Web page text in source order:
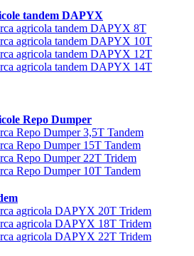
tandem DAPYX
agricola tandem DAPYX 8T
agricola tandem DAPYX 10T
agricola tandem DAPYX 12T
agricola tandem DAPYX 14T
Repo Dumper
Repo Dumper 3,5T Tandem
Repo Dumper 15T Tandem
Repo Dumper 22T Tridem
Repo Dumper 10T Tandem
agricola DAPYX 20T Tridem
agricola DAPYX 18T Tridem
agricola DAPYX 22T Tridem